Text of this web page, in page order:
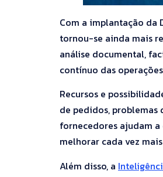
Com a implantação da
tornou-se ainda mais
análise documental,
contínuo das
Recursos e
de pedidos, problemas
fornecedores ajudam
melhorar cada vez
Além disso, a